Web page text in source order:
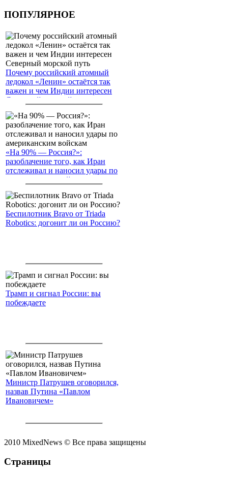
ПОПУЛЯРНОЕ
Почему российский атомный
ледокол «Ленин» остаётся так
важен и чем Индии интересен
Северный морской путь
«На 90% — Россия?»:
разоблачение того, как Иран
отслеживал и наносил удары по
американским войскам
Беспилотник Bravo от Triada
Robotics: догонит ли он Россию?
Трамп и сигнал России: вы
побеждаете
Министр Патрушев оговорился,
назвав Путина «Павлом
Ивановичем»
2010 MixedNews © Все права защищены
Страницы